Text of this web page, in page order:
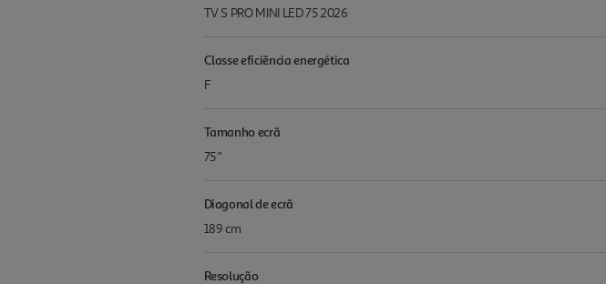
TV S PRO MINI LED 75 2026
Classe eficiência energética
F
Tamanho ecrã
75 "
Diagonal de ecrã
189 cm
Resolução